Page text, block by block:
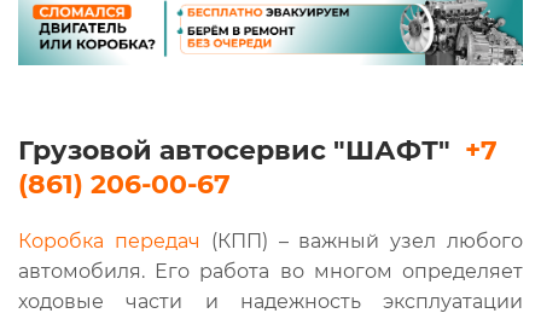
Грузовой автосервис "ШАФТ" +7
(861) 206-00-67
Коробка передач (КПП) – важный узел любого
автомобиля. Его работа во многом определяет
ходовые части и надежность эксплуатации